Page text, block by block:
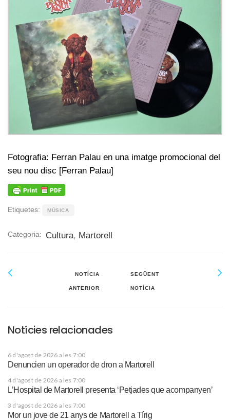
Fotografia: Ferran Palau en una imatge promocional del
seu nou disc [Ferran Palau]
Etiquetes: MÚSICA
Categoria: Cultura, Martorell
NOTÍCIA
ANTERIOR
SEGÜENT
NOTÍCIA
Notícies relacionades
6 d'agost de 2026 a les 7:00
Denuncien un operador de dron a Martorell
4 d'agost de 2026 a les 7:00
L’Hospital de Martorell presenta ‘Petjades que acompanyen’
3 d'agost de 2026 a les 7:00
Mor un jove de 21 anys de Martorell a Tírig